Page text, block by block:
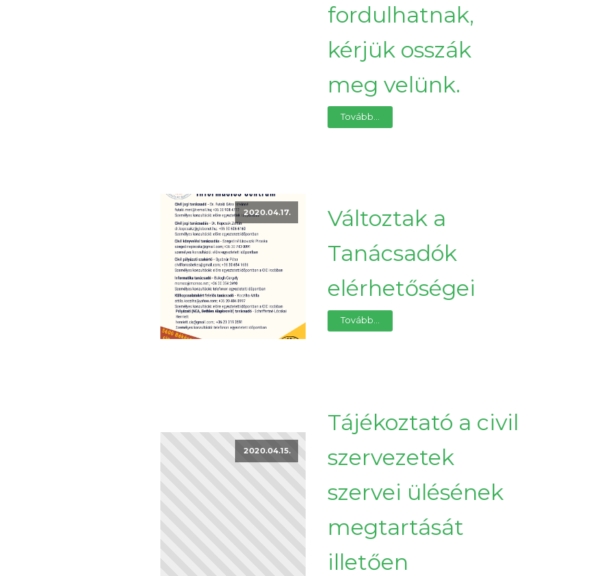
fordulhatnak,
kérjük osszák
meg velünk.
Tovább...
2020.04.17.
Változtak a
Tanácsadók
elérhetőségei
Tovább...
2020.04.15.
Tájékoztató a civil
szervezetek
szervei ülésének
megtartását
illetően